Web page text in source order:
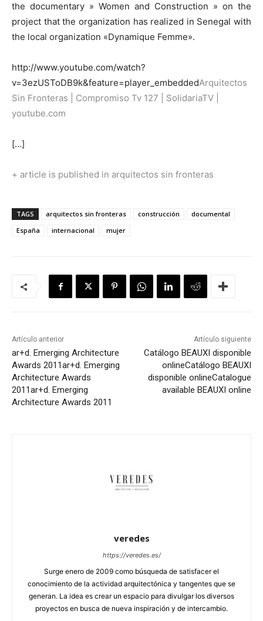
the documentary » Women and Construction » on the
project that the organization has realized in Senegal with
the local organization «Dynamique Femme».
http://www.youtube.com/watch?
v=3ezUSToDB9k&feature=player_embeddedArquitectos
Sin Fronteras | Compromiso Tv 127 | SolidariaTV
youtube.com
[…]
+ article is published in arquitectos sin fronteras
TAGS arquitectos sin fronteras construcción
documental
España
internacional mujer
Artículo anterior
ar+d. Emerging Architecture
Awards 2011ar+d. Emerging
Architecture Awards
2011ar+d. Emerging
Architecture Awards 2011
Artículo siguiente
Catálogo BEAUXI disponible
onlineCatálogo BEAUXI
disponible onlineCatalogue
available BEAUXI online
veredes
https://veredes.es/
Surge enero de 2009 como búsqueda de satisfacer el
conocimiento de la actividad arquitectónica y tangentes que se
generan. La idea es crear un espacio para divulgar los diversos
proyectos en busca de nueva inspiración y de intercambio.